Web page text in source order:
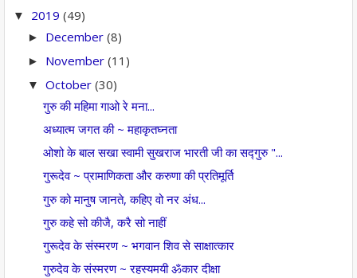
▼ 2019 (49)
► December (8)
► November (11)
▼ October (30)
गुरु की महिमा गाओ रे मना...
अध्यात्म जगत की ~ महाकृतघ्नता
ओशो के बाल सखा स्वामी सुखराज भारती जी का सद्गुरु "...
गुरूदेव ~ प्रामाणिकता और करुणा की प्रतिमूर्ति
गुरु को मानुष जानते, कहिए वो नर अंध...
गुरु कहे सो कीजै, करै सो नाहीं
गुरूदेव के संस्मरण ~ भगवान शिव से साक्षात्कार
गुरुदेव के संस्मरण ~ रहस्यमयी ॐकार दीक्षा